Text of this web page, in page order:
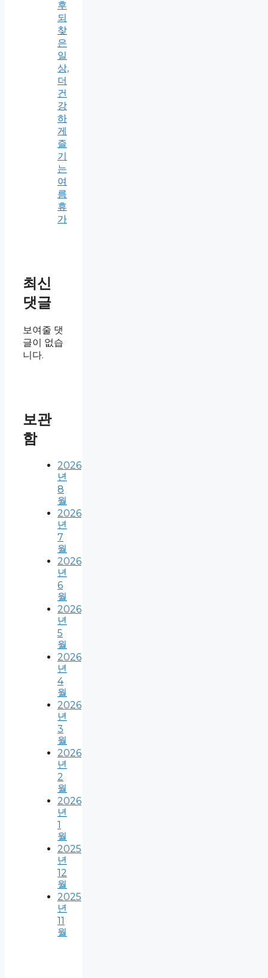
후
되
찾
은
일
상,
더
건
강
하
게
즐
기
는
여
름
휴
가
최신
댓글
보여줄 댓
글이 없습
니다.
보관
함
2026
년
8
월
2026
년
7
월
2026
년
6
월
2026
년
5
월
2026
년
4
월
2026
년
3
월
2026
년
2
월
2026
년
1
월
2025
년
12
월
2025
년
11
월